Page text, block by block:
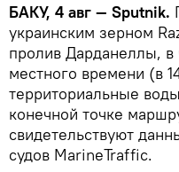
БАКУ, 4 авг — Sputnik.
украинским зерном
пролив Дарданеллы, в
местного времени (в
территориальные
конечной точке
свидетельствуют
судов MarineTraffic.